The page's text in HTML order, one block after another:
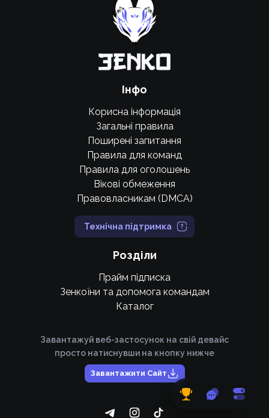
Підтримати проєкт
Інфо
Корисна інформація
Загальні правила
Поширені запитання
Правила для команд
Правила для оголошень
Вікові обмеження
Правовласникам (DMCA)
Технічна підтримка
Розділи
Прайм підписка
Зенкоїни та допомога командам
Каталог
Завантажуй веб-застосунок на свій девайс
просто натиснувши на кнопку нижче
Завантажити Сайт